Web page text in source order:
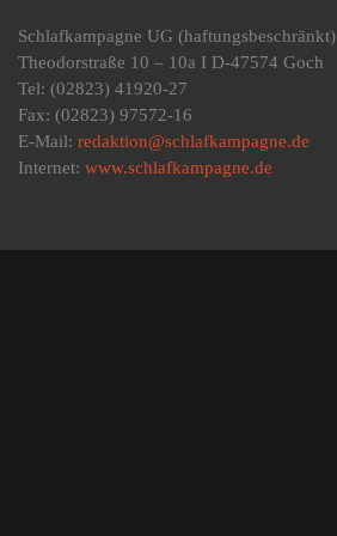
Schlafkampagne UG (haftungsbeschränkt)
Theodorstraße 10 – 10a I D-47574 Goch
Tel: (02823) 41920-27
Fax: (02823) 97572-16
E-Mail: redaktion@schlafkampagne.de
Internet: www.schlafkampagne.de